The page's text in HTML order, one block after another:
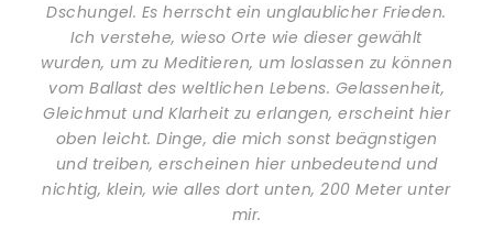
Dschungel. Es herrscht ein unglaublicher Frieden.
Ich verstehe, wieso Orte wie dieser gewählt
wurden, um zu Meditieren, um loslassen zu können
vom Ballast des weltlichen Lebens. Gelassenheit,
Gleichmut und Klarheit zu erlangen, erscheint hier
oben leicht. Dinge, die mich sonst beägnstigen
und treiben, erscheinen hier unbedeutend und
nichtig, klein, wie alles dort unten, 200 Meter unter
mir.